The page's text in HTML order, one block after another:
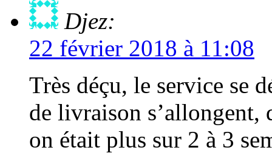
Djez:
22 février 2018 à 11:08
Très déçu, le service se
de livraison s’allongent,
on était plus sur 2 à 3